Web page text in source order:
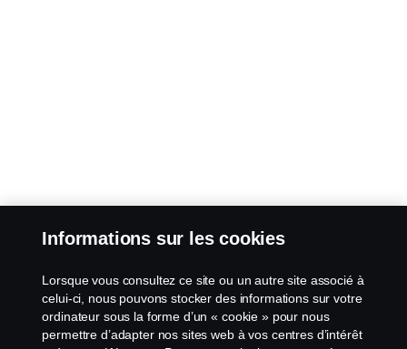
Informations sur les cookies
Lorsque vous consultez ce site ou un autre site associé à
celui-ci, nous pouvons stocker des informations sur votre
ordinateur sous la forme d’un « cookie » pour nous
permettre d’adapter nos sites web à vos centres d’intérêt